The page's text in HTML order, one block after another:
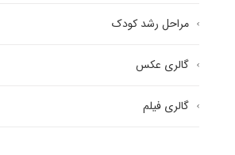
مراحل رشد کودک
گالری عکس
گالری فیلم